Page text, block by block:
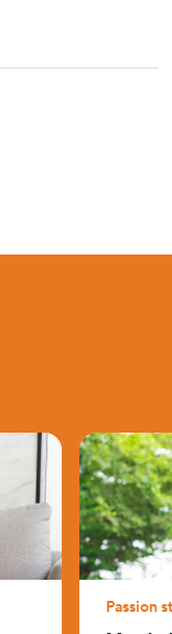
Passion